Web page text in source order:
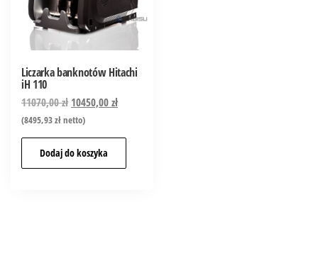
Liczarka banknotów Hitachi
iH 110
11070,00zł 10450,00zł
(8495,93złnetto)
Dodaj do koszyka